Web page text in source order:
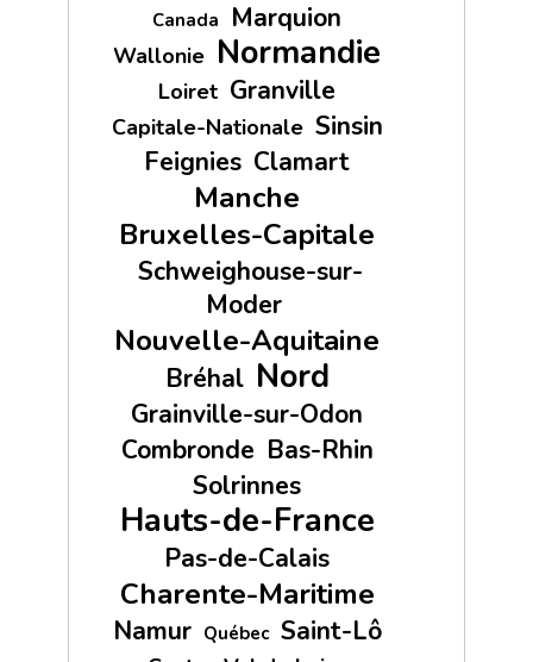
Canada Marquion
Wallonie Normandie
Loiret Granville
Capitale-Nationale Sinsin
Feignies Clamart
Manche
Bruxelles-Capitale
Schweighouse-sur-
Moder
Nouvelle-Aquitaine
Bréhal Nord
Grainville-sur-Odon
Combronde Bas-Rhin
Solrinnes
Hauts-de-France
Pas-de-Calais
Charente-Maritime
Namur Québec Saint-Lô